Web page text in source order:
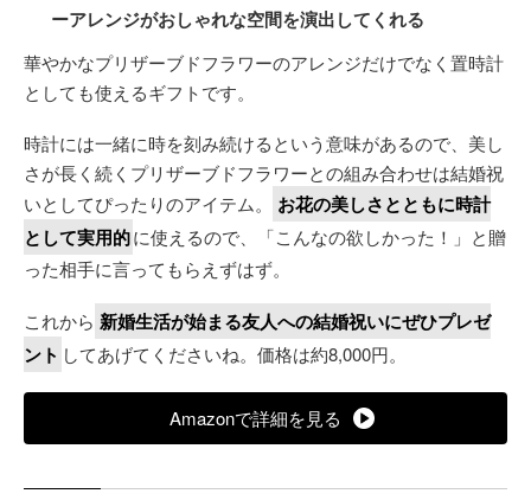
ーアレンジがおしゃれな空間を演出してくれる
華やかなプリザーブドフラワーのアレンジだけでなく置時計
としても使えるギフトです。
時計には一緒に時を刻み続けるという意味があるので、美し
さが長く続くプリザーブドフラワーとの組み合わせは結婚祝
いとしてぴったりのアイテム。
お花の美しさとともに時計
として実用的に使えるので、「こんなの欲しかった！」と贈
った相手に言ってもらえずはず。
これから 新婚生活が始まる友人への結婚祝いにぜひプレゼ
ント してあげてくださいね。価格は約8,000円。
Amazonで詳細を見る